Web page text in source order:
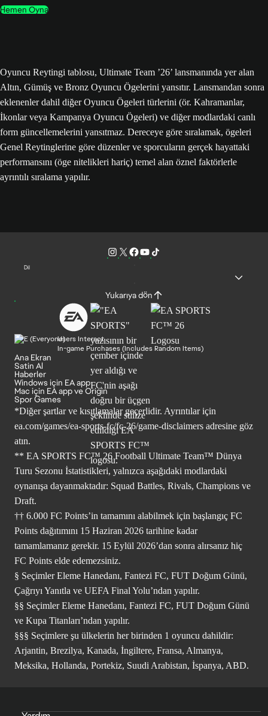
Hemen Oyna
Oyuncu Reytingi tablosu, Ultimate Team ’26’ lansmanında yer alan
Altın, Gümüş ve Bronz Oyuncu Ögelerini yansıtır. Lansmandan sonra
eklenenler dahil diğer Oyuncu Ögeleri türlerini (ör. Kahramanlar,
İkonlar veya Kampanya Oyuncu Ögeleri) ve diğer modlardaki canlı
form güncellemelerini yansıtmaz. Dereceye göre sıralamak, ögeleri
Genel Reytinglerine göre düzenler ve sporcuların gerçek hayattaki
performansını (öge nitelikleri hariç) temel alan öznel faktörlerle
ayrıntılı sıralama yapılır.
Dil
Yukarıya dön
Users Interact
In-game Purchases (Includes Random Items)
Ana Ekran
Satin Al
Haberler
Windows için EA app
Mac için EA app ve Origin
Spor Games
*Diğer şartlar ve kısıtlamalar geçerlidir. Ayrıntılar için
ea.com/games/ea-sports-fc/fc-26/game-disclaimers adresine göz
atın.
** EA SPORTS FC™ 26 Football Ultimate Team™ Dünya
Turu Sezonu İstatistikleri, yalnızca aşağıdaki modlardaki
oynanışa dayanmaktadır: Squad Battles, Rivals, Champions ve
Draft.
†† 6.000 FC Points’in tamamını alabilmek için başlangıç FC
Points dağıtımını 15 Haziran 2026 tarihine kadar
tamamlamanız gerekir. 15 Eylül 2026’dan sonra alırsanız hiç
FC Points elde edemezsiniz.
§ Seçimler Eleme Hanedanı, Fantezi FC, FUT Doğum Günü,
Çağrıyı Yanıtla ve UEFA Final Yolu’ndan yapılır.
§§ Seçimler Eleme Hanedanı, Fantezi FC, FUT Doğum Günü
ve Kupa Titanları’ndan yapılır.
§§§ Seçimlere şu ülkelerin her birinden 1 oyuncu dahildir:
Arjantin, Brezilya, Kanada, İngiltere, Fransa, Almanya,
Meksika, Hollanda, Portekiz, Suudi Arabistan, İspanya, ABD.